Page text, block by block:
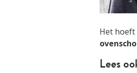
Het hoeft
Lees